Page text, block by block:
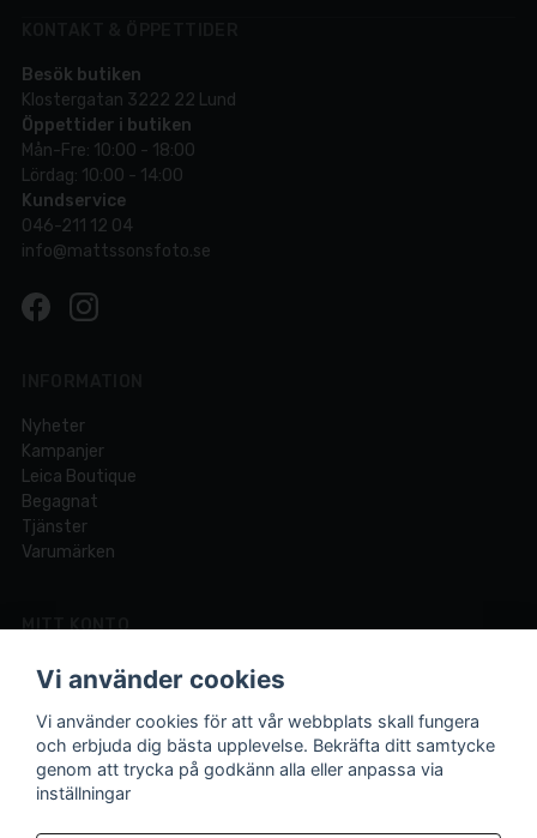
Besök butiken
Klostergatan 3222 22 Lund
Öppettider i butiken
Mån-Fre: 10:00 - 18:00
Lördag: 10:00 - 14:00
Kundservice
046-211 12 04
info@mattssonsfoto.se
Nyheter
Kampanjer
Leica Boutique
Begagnat
Tjänster
Varumärken
MITT KONTO
Logga in
Registrera dig
Glömt lösenord?
Vi använder cookies
Vi använder cookies för att vår webbplats skall fungera
och erbjuda dig bästa upplevelse. Bekräfta ditt samtycke
genom att trycka på godkänn alla eller anpassa via
inställningar